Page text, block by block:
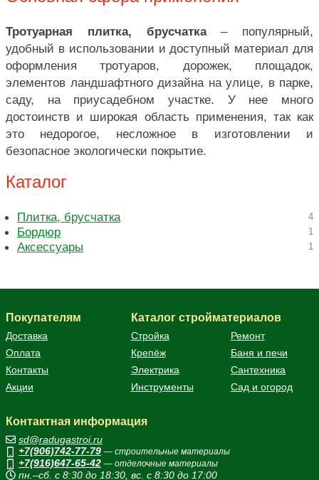
Тротуарная плитка, брусчатка– популярный,
удобный в использовании и доступный материал для
оформления тротуаров, дорожек, площадок,
элементов ландшафтного дизайна на улице, в парке,
саду, на приусадебном участке. У нее много
достоинств и широкая область применения, так как
это недорогое, несложное в изготовлении и
безопасное экологически покрытие.
Каталог
Плитка, брусчатка 4
Бордюр 1
Аксессуары 1
Покупателям
Доставка
Оплата
Контакты
Акции
Каталог стройматериалов
Стройка
Ремонт
Крепёж
Баня и печи
Электрика
Сантехника
Инструменты
Сад и огород
Контактная информация
sd@radugastroi.ru
+7(906)742-77-79 — строительные материалы
+7(916)647-65-42 — отделочные материалы
пн.–сб. с 8:30 до 18:30, вс. с 8:30 до 17:00